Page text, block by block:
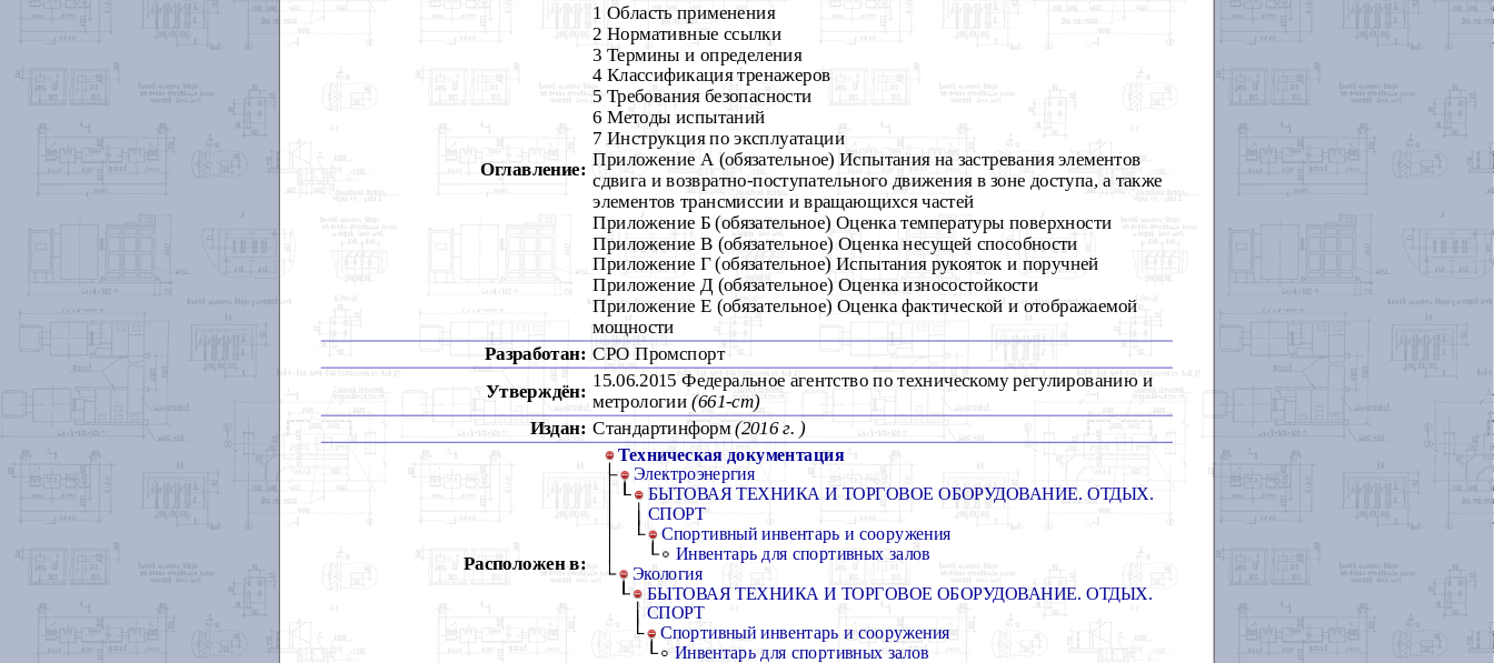
Оглавление:
1 Область применения
2 Нормативные ссылки
3 Термины и определения
4 Классификация тренажеров
5 Требования безопасности
6 Методы испытаний
7 Инструкция по эксплуатации
Приложение А (обязательное) Испытания на застревания элементов
сдвига и возвратно-поступательного движения в зоне доступа, а также
элементов трансмиссии и вращающихся частей
Приложение Б (обязательное) Оценка температуры поверхности
Приложение В (обязательное) Оценка несущей способности
Приложение Г (обязательное) Испытания рукояток и поручней
Приложение Д (обязательное) Оценка износостойкости
Приложение Е (обязательное) Оценка фактической и отображаемой
мощности
Разработан: СРО Промспорт
Утверждён:
15.06.2015 Федеральное агентство по техническому регулированию и
метрологии(661-ст)
Издан: Стандартинформ(2016 г. )
Расположен в:
Техническая документация
Электроэнергия
БЫТОВАЯ ТЕХНИКА И ТОРГОВОЕ ОБОРУДОВАНИЕ. ОТДЫХ.
СПОРТ
Спортивный инвентарь и сооружения
Инвентарь для спортивных залов
Экология
БЫТОВАЯ ТЕХНИКА И ТОРГОВОЕ ОБОРУДОВАНИЕ. ОТДЫХ.
СПОРТ
Спортивный инвентарь и сооружения
Инвентарь для спортивных залов